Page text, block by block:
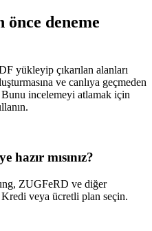
deneme
yükleyip çıkarılan alanları
ve canlıya geçmeden
Bunu incelemeyi atlamak için
hazır mısınız?
ZUGFeRD ve diğer
veya ücretli plan seçin.